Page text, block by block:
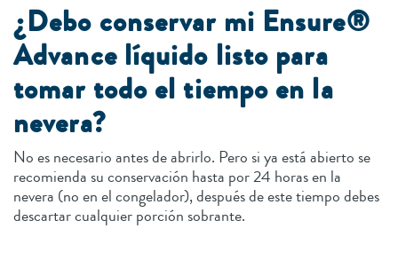
¿Debo conservar mi Ensure®
Advance líquido listo para
tomar todo el tiempo en la
nevera?
No es necesario antes de abrirlo. Pero si ya está abierto se
recomienda su conservación hasta por 24 horas en la
nevera (no en el congelador), después de este tiempo debes
descartar cualquier porción sobrante.